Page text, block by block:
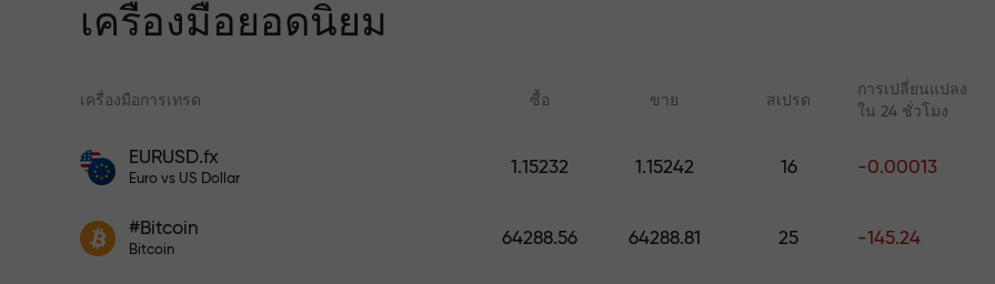
ฝากเงิน
ขาดทุนและรับประกันกำไรเพิ่มสามเท่า
ภายใน 6 เดือน เทรดอย่างมั่นใจ — เงินทุน
ในการเทรดและบนทางหลวง
แจ็กพอตของขวัญส่วนตัวของคุ
ฝากเงินจำนวน $333 — เลือกของขวัญมูลค่าสูงสุด $1,500
เครื่องมือยอดนิยม
เครื่องมือการเทรด ซื้อ ขาย สเปรด
การเปลี่ยนแปลง
ใน 24 ชั่วโมง
EURUSD.fx
Euro vs US Dollar
1.15232 1.15242 16 -0.00013
#Bitcoin
Bitcoin
64288.56 64288.81 25 -145.24
โบนัสสำหรับเทรดเดอร์
คอร์สและเว็บบินาร์สำหรับทุก
Forex, คริปโต และฟิว